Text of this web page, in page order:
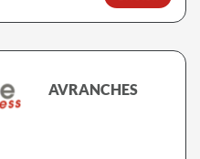
AVRANCHES